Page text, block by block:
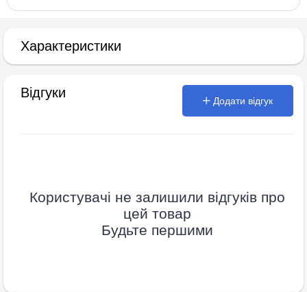
Характеристики
Відгуки
Додати відгук
Користувачі не залишили відгуків про
цей товар
Будьте першими